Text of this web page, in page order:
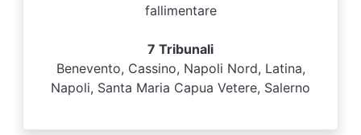
fallimentare
7 Tribunali
Benevento, Cassino, Napoli Nord, Latina,
Napoli, Santa Maria Capua Vetere, Salerno